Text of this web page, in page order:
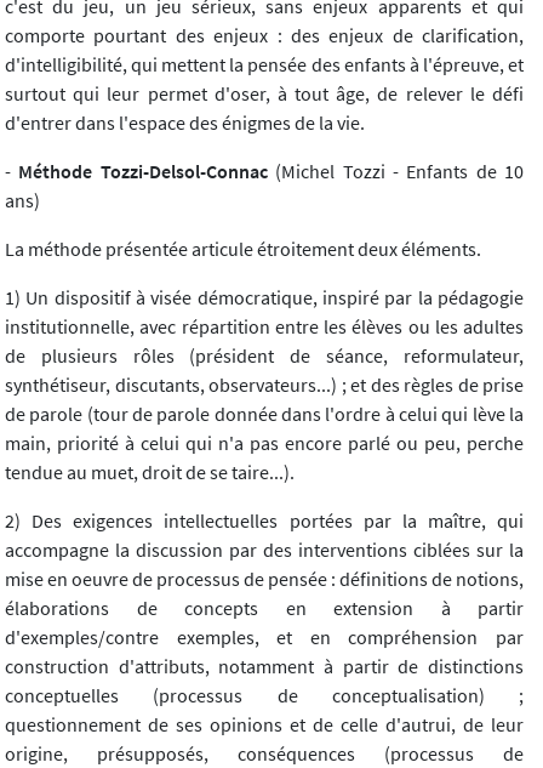
c'est du jeu, un jeu sérieux, sans enjeux apparents et qui
comporte pourtant des enjeux : des enjeux de clarification,
d'intelligibilité, qui mettent la pensée des enfants à l'épreuve, et
surtout qui leur permet d'oser, à tout âge, de relever le défi
d'entrer dans l'espace des énigmes de la vie.
- Méthode Tozzi-Delsol-Connac(Michel Tozzi - Enfants de 10
ans)
La méthode présentée articule étroitement deux éléments.
1) Un dispositif à visée démocratique, inspiré par la pédagogie
institutionnelle, avec répartition entre les élèves ou les adultes
de plusieurs rôles (président de séance, reformulateur,
synthétiseur, discutants, observateurs...) ; et des règles de prise
de parole (tour de parole donnée dans l'ordre à celui qui lève la
main, priorité à celui qui n'a pas encore parlé ou peu, perche
tendue au muet, droit de se taire...).
2) Des exigences intellectuelles portées par la maître, qui
accompagne la discussion par des interventions ciblées sur la
mise en oeuvre de processus de pensée : définitions de notions,
élaborations de concepts en extension à partir
d'exemples/contre exemples, et en compréhension par
construction d'attributs, notamment à partir de distinctions
conceptuelles (processus de conceptualisation) ;
questionnement de ses opinions et de celle d'autrui, de leur
origine, présupposés, conséquences (processus de